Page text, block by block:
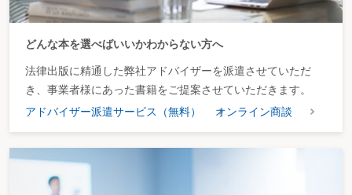
どんな本を選べばいいかわからない方へ
法律出版に精通した弊社アドバイザーを派遣させていただ
き、事業者様にあった書籍をご提案させていただきます。
アドバイザー派遣サービス（無料）
オンライン商談